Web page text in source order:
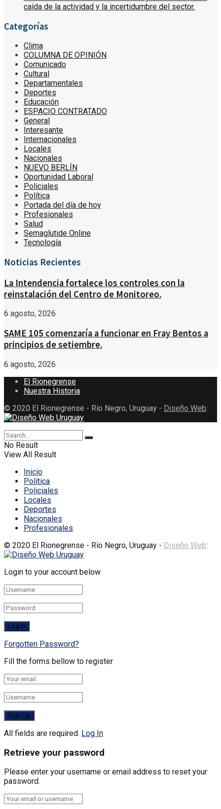
caída de la actividad y la incertidumbre del sector.
Categorías
Clima
COLUMNA DE OPINIÓN
Comunicado
Cultural
Departamentales
Deportes
Educación
ESPACIO CONTRATADO
General
Interesante
Internacionales
Locales
Nacionales
NUEVO BERLÍN
Oportunidad Laboral
Policiales
Política
Portada del día de hoy
Profesionales
Salud
Semaglutide Online
Tecnología
Noticias Recientes
La Intendencia fortalece los controles con la
reinstalación del Centro de Monitoreo.
6 agosto, 2026
SAME 105 comenzaría a funcionar en Fray Bentos a
principios de setiembre.
6 agosto, 2026
El Rionegrense
Nuestra Historia
© 2020 El Rionegrense - Río Negro, Uruguay - Diseño Web:
No Result
View All Result
Inicio
Política
Policiales
Locales
Deportes
Nacionales
Profesionales
© 2020 El Rionegrense - Río Negro, Uruguay - Diseño Web:
Login to your account below
Forgotten Password?
Fill the forms bellow to register
All fields are required. Log In
Retrieve your password
Please enter your username or email address to reset your
password.